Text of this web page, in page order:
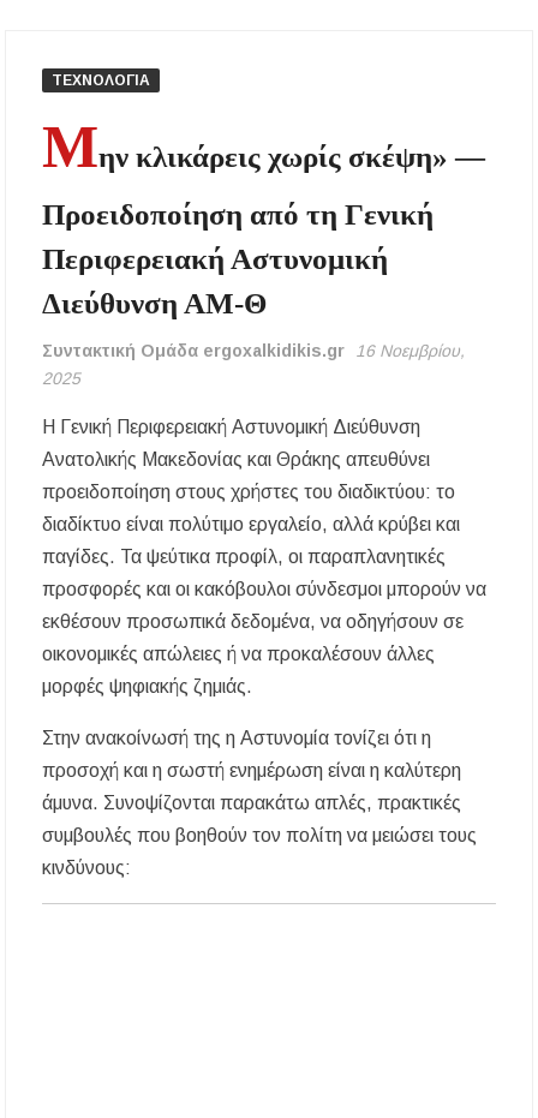
η ελάχιστη κατανάλωση στα beach bars
Η Ουρανούπολη σε ζωντανή σύνδεση: Η
συναυλία της Φωτεινής Βελεσιώτου στο
ergoxalkidikis.gr
Χαλκιδική: Τραυματίστηκε οδηγός
μοτοσικλέτας σε τροχαίο στον δρόμο
Ολυμπιάδας – Σταυρού
ενώ έκανε βουτιά σε παραλία στο Παλιούρι
δασικές περιοχές την Κυριακή 9 Αυγούστου
Η Ελένη Τσαλιγοπούλου στη Σιθωνία –
Συναυλία στο Γυμνάσιο Νέου Μαρμαρά
Συναγερμός στον Στανό Χαλκιδικής: Απόπειρα
τηλεφωνικής εξαπάτησης ανηλίκου – Έκκληση
προς όλους τους γονείς
Δράση περισυλλογής αδέσποτων ζώων στα
Πυργαδίκια Χαλκιδικής στις 12 Αυγούστου
με την ορχήστρα «Το Λαϊκόν»
Υποχρεωτικά μέσω τράπεζας τα ενοίκια από
ιδιοκτήτες και ενοικιαστές
ΤΕΧΝΟΛΟΓΙΑ
Μην κλικάρεις χωρίς σκέψη» —
Προειδοποίηση από τη Γενική
Περιφερειακή Αστυνομική
Διεύθυνση ΑΜ-Θ
Συντακτική Ομάδα ergoxalkidikis.gr
16 Νοεμβρίου,
2025
Η Γενική Περιφερειακή Αστυνομική Διεύθυνση
Ανατολικής Μακεδονίας και Θράκης απευθύνει
προειδοποίηση στους χρήστες του διαδικτύου: το
διαδίκτυο είναι πολύτιμο εργαλείο, αλλά κρύβει και
παγίδες. Τα ψεύτικα προφίλ, οι παραπλανητικές
προσφορές και οι κακόβουλοι σύνδεσμοι μπορούν να
εκθέσουν προσωπικά δεδομένα, να οδηγήσουν σε
οικονομικές απώλειες ή να προκαλέσουν άλλες
μορφές ψηφιακής ζημιάς.
Στην ανακοίνωσή της η Αστυνομία τονίζει ότι η
προσοχή και η σωστή ενημέρωση είναι η καλύτερη
άμυνα. Συνοψίζονται παρακάτω απλές, πρακτικές
συμβουλές που βοηθούν τον πολίτη να μειώσει τους
κινδύνους: